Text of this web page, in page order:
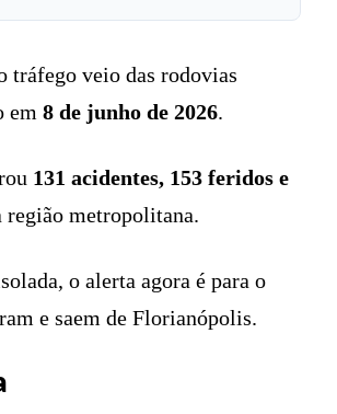
tráfego veio das rodovias
em 8 de junho de 2026.
131 acidentes, 153 feridos e
região metropolitana.
o alerta agora é para o
e saem de Florianópolis.